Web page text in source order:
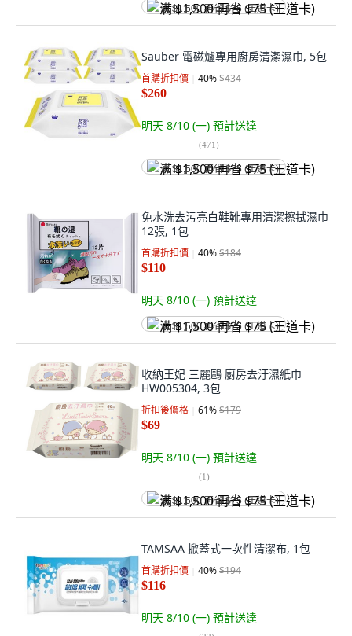
满 $1,500 再省 $75 (王道卡)
Sauber 電磁爐專用廚房清潔濕巾, 5包
首購折扣價 40%$434
$260
明天 8/10 (一) 預計送達
(471)
满 $1,500 再省 $75 (王道卡)
免水洗去污亮白鞋靴專用清潔擦拭濕巾
12張, 1包
首購折扣價 40%$184
$110
明天 8/10 (一) 預計送達
满 $1,500 再省 $75 (王道卡)
收納王妃 三麗鷗 廚房去汙濕紙巾
HW005304, 3包
折扣後價格 61%$179
$69
明天 8/10 (一) 預計送達
(1)
满 $1,500 再省 $75 (王道卡)
TAMSAA 掀蓋式一次性清潔布, 1包
首購折扣價 40%$194
$116
明天 8/10 (一) 預計送達